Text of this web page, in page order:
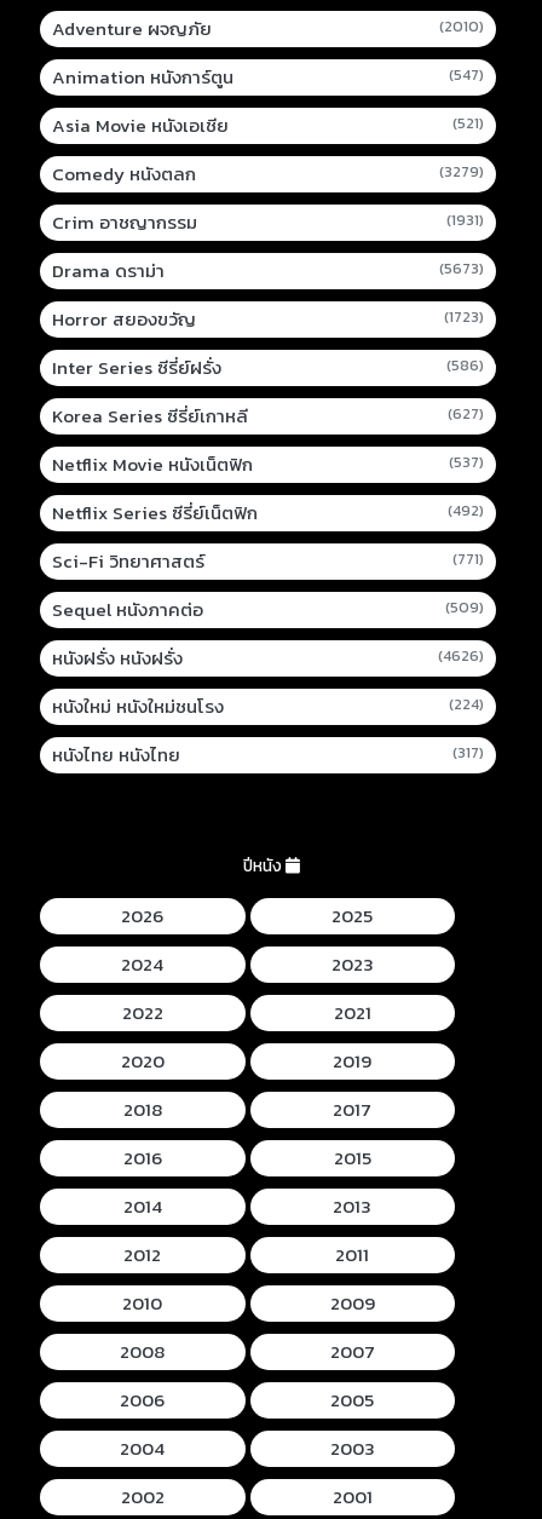
Adventure ผจญภัย (2010)
Animation หนังการ์ตูน (547)
Asia Movie หนังเอเชีย (521)
Comedy หนังตลก (3279)
Crim อาชญากรรม (1931)
Drama ดราม่า (5673)
Horror สยองขวัญ (1723)
Inter Series ซีรี่ย์ฝรั่ง (586)
Korea Series ซีรี่ย์เกาหลี (627)
Netflix Movie หนังเน็ตฟิก (537)
Netflix Series ซีรี่ย์เน็ตฟิก (492)
Sci-Fi วิทยาศาสตร์ (771)
Sequel หนังภาคต่อ (509)
หนังฝรั่ง หนังฝรั่ง (4626)
หนังใหม่ หนังใหม่ชนโรง (224)
หนังไทย หนังไทย (317)
ปีหนัง
2026
2025
2024
2023
2022
2021
2020
2019
2018
2017
2016
2015
2014
2013
2012
2011
2010
2009
2008
2007
2006
2005
2004
2003
2002
2001